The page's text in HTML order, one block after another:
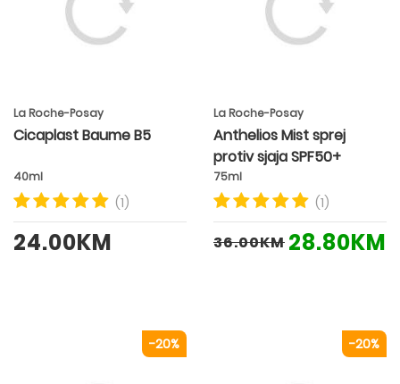
La Roche-Posay
Cicaplast Baume B5
40ml
(1)
24.00KM
La Roche-Posay
Anthelios Mist sprej
protiv sjaja SPF50+
75ml
(1)
36.00KM 28.80KM
-20% -20%